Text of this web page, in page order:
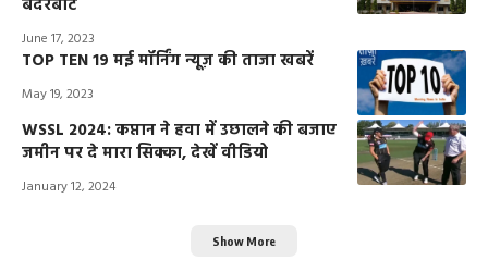
बंदरबांट
June 17, 2023
TOP TEN 19 मई मॉर्निंग न्यूज़ की ताजा खबरें
May 19, 2023
WSSL 2024: कप्तान ने हवा में उछालने की बजाए
जमीन पर दे मारा सिक्का, देखें वीडियो
January 12, 2024
Show More